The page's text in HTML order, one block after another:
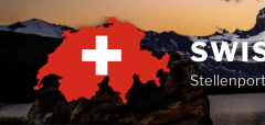
Inhalt
springen